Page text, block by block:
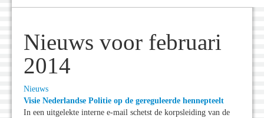
Nieuws voor februari
2014
Nieuws
Visie Nederlandse Politie op de gereguleerde hennepteelt
In een uitgelekte interne e-mail schetst de korpsleiding van de